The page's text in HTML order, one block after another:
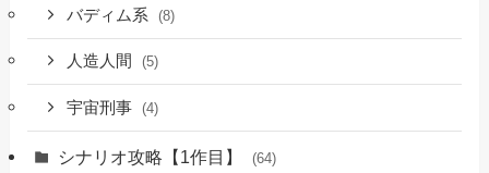
バディム系 (8)
人造人間 (5)
宇宙刑事 (4)
シナリオ攻略【1作目】 (64)